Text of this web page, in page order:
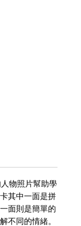
物照片幫助學
其中一面是拼
面則是簡單的
不同的情緒。